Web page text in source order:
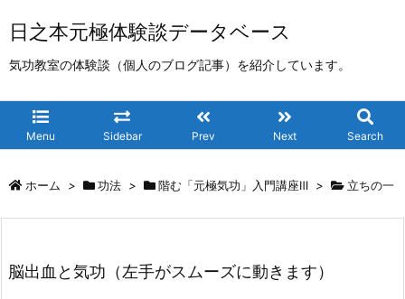
日之本元極体験談データベース
気功教室の体験談（個人のブログ記事）を紹介しています。
Menu Sidebar Prev Next Search
ホーム > 功法 > 階む「元極気功」入門講座Ⅲ > 立ちの一
脳出血と気功（左手がスムーズに動きます）